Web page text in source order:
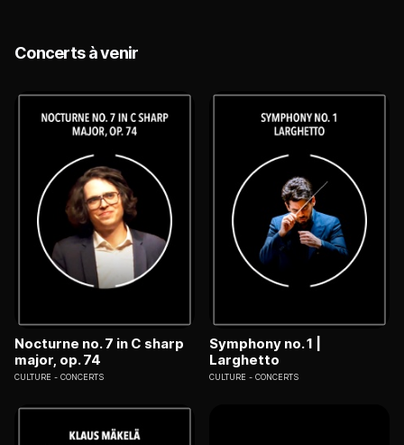
Concerts à venir
Nocturne no. 7 in C sharp
major, op. 74
CULTURE CONCERTS
Symphony no. 1 |
Larghetto
CULTURE CONCERTS